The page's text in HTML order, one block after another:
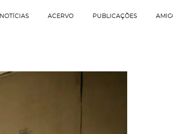
NOTÍCIAS ACERVO PUBLICAÇÕES